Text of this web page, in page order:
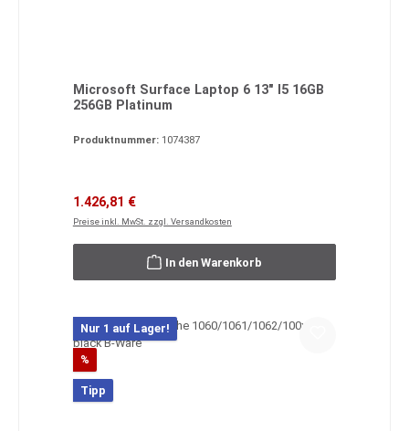
Microsoft Surface Laptop 6 13" I5 16GB
256GB Platinum
Produktnummer: 1074387
Verkaufspreis:
1.426,81 €
Preise inkl. MwSt. zzgl. Versandkosten
In den Warenkorb
Nur 1 auf Lager!
%Rabatt
Tipp